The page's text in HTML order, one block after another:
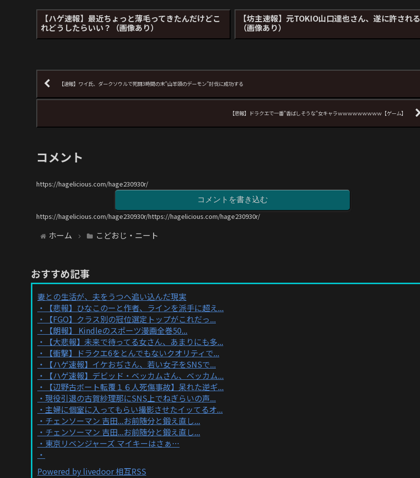
【ハゲ速報】最近ちょっと薄毛ってきたんだけどこ
れどうしたらいい？（画像あり）
【坊主速報】元TOKIO山口達也さん、遂に許される
（画像あり）
【速報】ワイ氏、ダークソウルで死闘3時間の末”山羊頭のデーモン”討伐に成功する
【悲報】ドラクエで一番”香ばしそうな”女キャラｗｗｗｗｗｗｗｗｗ【ゲーム】
コメント
https://hagelicious.com/hage230930r/
コメントを書き込む
https://hagelicious.com/hage230930r/https://hagelicious.com/hage230930r/
ホーム こどおじ・ニート
おすすめ記事
妻との生活が、夫をうつへ追い込んだ現実
【悲報】ひなこのーと作者、ラインを派手に超え...
【FGO】クラス別の冠位選定トップがこれだっ...
【朗報】 Kindleのスポーツ漫画全巻50...
【大悲報】未来で待ってる女さん、あまりにも多...
【衝撃】ドラクエ6をとんでもないクオリティで...
【ハゲ速報】イケおぢさん、若い女子をSNSで...
【ハゲ速報】デビッド・ベッカムさん、ベッカム...
【辺野古ボート転覆１６人死傷事故】呆れた逆ギ...
現役引退の古賀紗理那にSNS上でねぎらいの声...
主婦に個室に入ってもらい撮影させたイッてるオ...
チェンソーマン 吉田...お前随分と鍛え直し...
チェンソーマン 吉田...お前随分と鍛え直し...
東京リベンジャーズ マイキーはさぁ…
Powered by livedoor 相互RSS